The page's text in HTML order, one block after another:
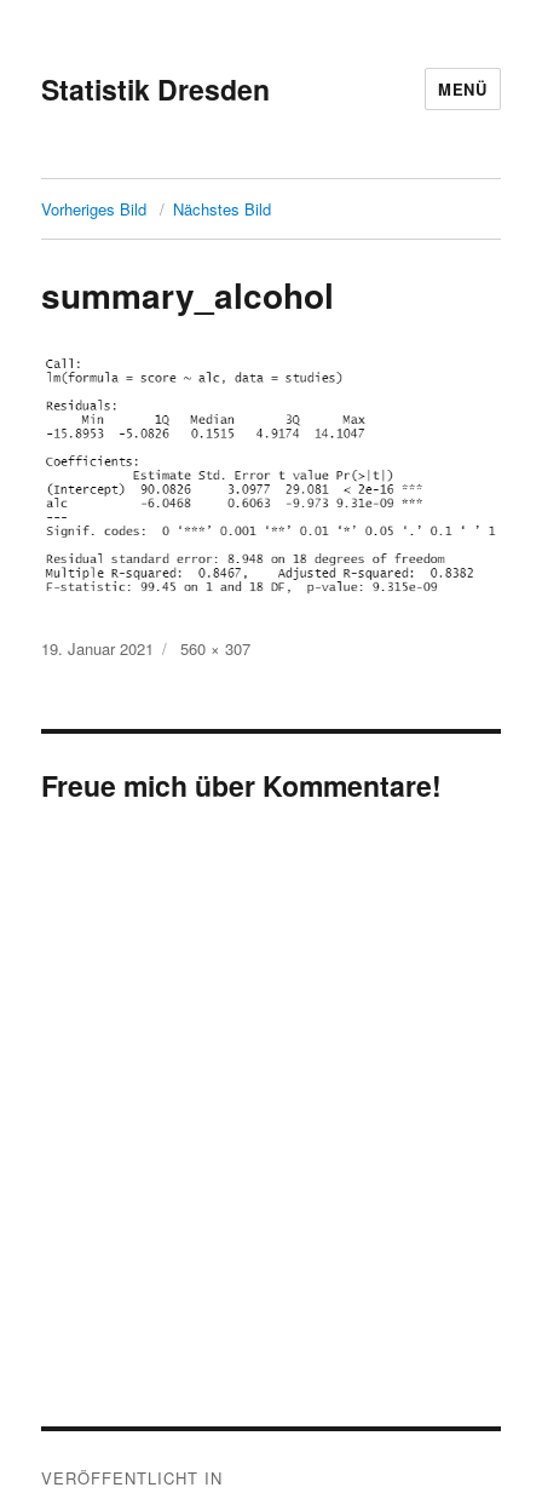
Statistik Dresden MENÜ
Vorheriges Bild Nächstes Bild
summary_alcohol
Veröffentlicht
19. Januar 2021 Originalgröße
560 × 307
Freue mich über Kommentare!
VERÖFFENTLICHT IN